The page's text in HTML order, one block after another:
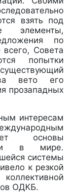
взять под
элементы,
по
Совета
попытки
вето его
прозападных
интересам
основы
в мире.
системы
к резкой
ОДКБ.